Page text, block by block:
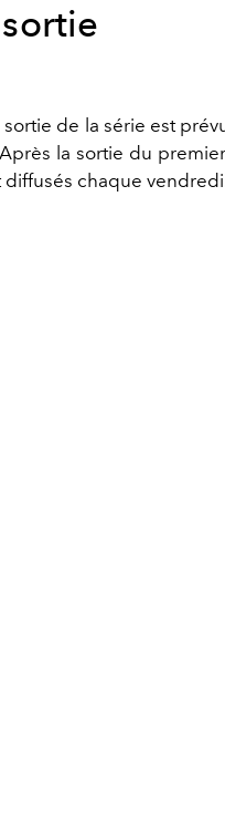
de la série est
la sortie du
chaque